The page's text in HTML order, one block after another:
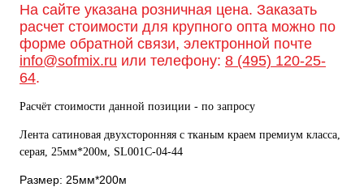
На сайте указана розничная цена. Заказать
расчет стоимости для крупного опта можно по
форме обратной связи, электронной почте
info@sofmix.ru или телефону: 8 (495) 120-25-
64.
Расчёт стоимости данной позиции - по запросу
Лента сатиновая двухсторонняя c тканым краем премиум класса,
серая, 25мм*200м, SL001C-04-44
Размер: 25мм*200м